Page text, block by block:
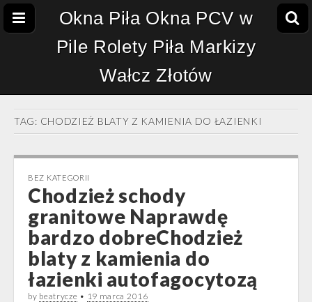
Okna Piła Okna PCV w
Pile Rolety Piła Markizy
Wałcz Złotów
TAG: CHODZIEŻ BLATY Z KAMIENIA DO ŁAZIENKI
BEZ KATEGORII
Chodzież schody
granitowe Naprawdę
bardzo dobreChodzież
blaty z kamienia do
łazienki autofagocytozą
by beatrycze • 19 marca 2016